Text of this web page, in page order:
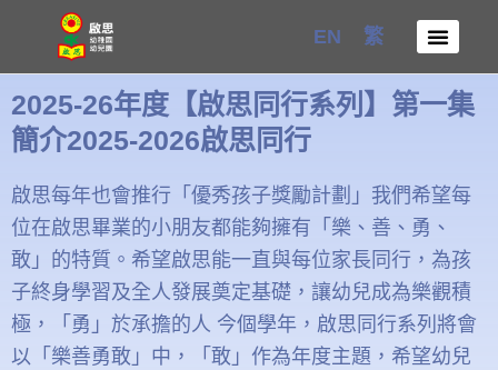
content
EN 繁
2025-26年度【啟思同行系列】第一集
簡介2025-2026啟思同行
啟思每年也會推行「優秀孩子獎勵計劃」我們希望每
位在啟思畢業的小朋友都能夠擁有「樂、善、勇、
敢」的特質。希望啟思能一直與每位家長同行，為孩
子終身學習及全人發展奠定基礎，讓幼兒成為樂觀積
極，「勇」於承擔的人 今個學年，啟思同行系列將會
以「樂善勇敢」中，「敢」作為年度主題，希望幼兒